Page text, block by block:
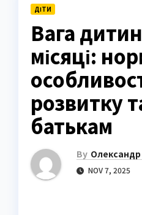
ДІТИ
Вага
місяці:
розвитку
батькам
By
NOV 7, 2025